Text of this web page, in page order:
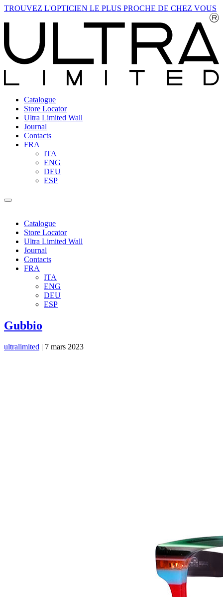
TROUVEZ L'OPTICIEN LE PLUS PROCHE DE CHEZ VOUS
Catalogue
Store Locator
Ultra Limited Wall
Journal
Contacts
FRA
ITA
ENG
DEU
ESP
Catalogue
Store Locator
Ultra Limited Wall
Journal
Contacts
FRA
ITA
ENG
DEU
ESP
Gubbio
ultralimited | 7 mars 2023